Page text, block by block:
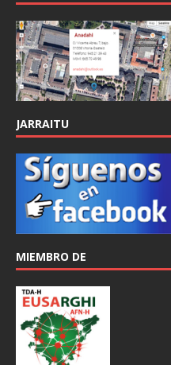
JARRAITU
MIEMBRO DE